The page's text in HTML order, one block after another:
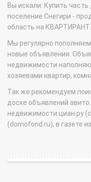
Вы искали: Купить
поселение Снегири -
область на
Мы регулярно
новые объявления.
недвижимости
хозяевами квартир,
Так же рекомендуем
доске объявлений
недвижимости циан.ру
(domofond.ru), в газете